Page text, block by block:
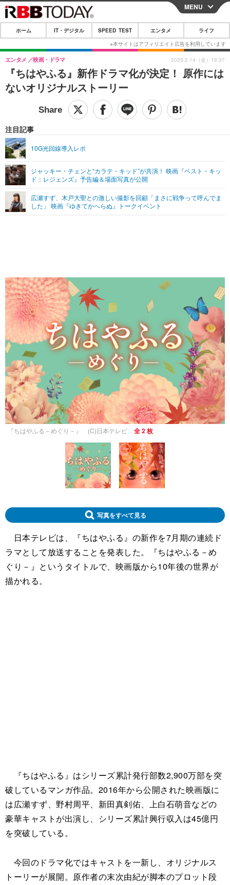
CLOSE
ホーム
IT・デジタル
IT・デジタルTOP スマートフォン
ショッピング その他
SPEED TEST
エンタメTOP 映画・ドラマ
グラビア
ショッピング その他
ライフTOP
その他
リリース一覧
プッシュ通知の停止方法
MENU
ホーム IT・デジタル SPEED TEST エンタメ ライフ
『ちはやふる』新作ドラマ化が決定！ 原作には
ないオリジナルストーリー
エンタメ 映画・ドラマ
注目記事
10G光回線導入レポ
ジャッキー・チェンと“カラテ・キッド”が共演！ 映画『ベスト・キッ
ド：レジェンズ』予告編＆場面写真が公開
広瀬すず、木戸大聖との激しい撮影を回顧「まさに戦争って呼んでま
した」 映画『ゆきてかへらぬ』トークイベント
2025.2.14（金）19:37
『ちはやふる－めぐり－』 (C)日本テレビ 全 2 枚
写真をすべて見る
日本テレビは、『ちはやふる』の新作を7月期の連続ド
ラマとして放送することを発表した。『ちはやふる－め
ぐり－』というタイトルで、映画版から10年後の世界が
描かれる。
『ちはやふる』はシリーズ累計発行部数2,900万部を突
破しているマンガ作品。2016年から公開された映画版に
は広瀬すず、野村周平、新田真剣佑、上白石萌音などの
豪華キャストが出演し、シリーズ累計興行収入は45億円
を突破している。
今回のドラマ化ではキャストを一新し、オリジナルス
トーリーが展開。原作者の末次由紀が脚本のプロット段